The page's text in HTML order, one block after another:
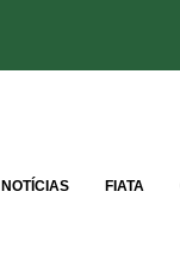
NOTÍCIAS FIATA